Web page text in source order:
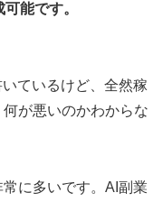
能です。
ているけど、全然稼
が悪いのかわからな
に多いです。AI副業